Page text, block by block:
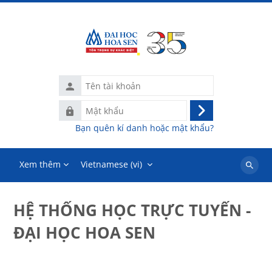
Tên
tài
khoản
Mật
khẩu
Đăng
nhập
Bạn quên kí danh hoặc mật khẩu?
Xem thêm Vietnamese ‎(vi)‎
Tìm
khoá
học
HỆ THỐNG HỌC TRỰC TUYẾN -
ĐẠI HỌC HOA SEN